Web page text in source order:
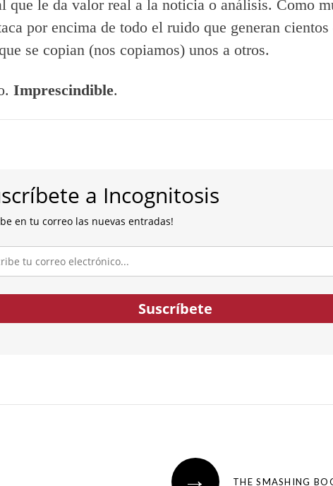
que le da valor real a la noticia o análisis. Como
por encima de todo el ruido que generan
se copian (nos copiamos) unos a otros.
Imprescindible.
a Incognitosis
en tu correo las nuevas entradas!
Suscríbete
→ THE SMASHING